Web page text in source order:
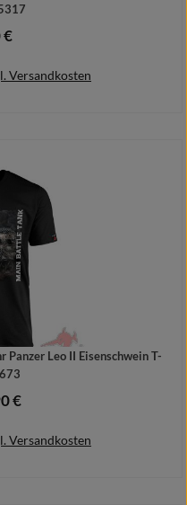
Preis:
€
Versandkosten
Panzer Leo II Eisenschwein T-
Preis:
€
Versandkosten